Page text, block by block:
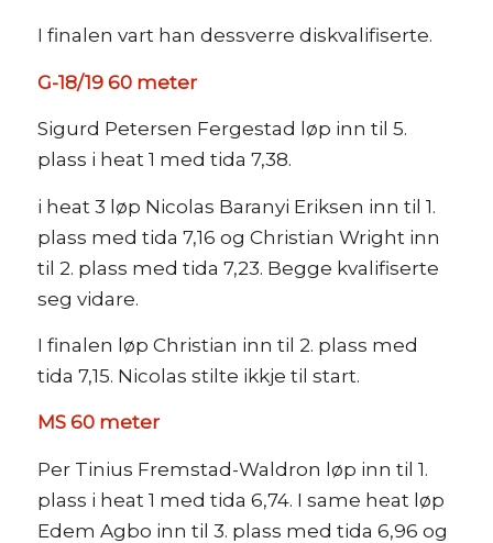
I finalen vart han dessverre diskvalifiserte.
G-18/19 60 meter
Sigurd Petersen Fergestad løp inn til 5.
plass i heat 1 med tida 7,38.
i heat 3 løp Nicolas Baranyi Eriksen inn til 1.
plass med tida 7,16 og Christian Wright inn
til 2. plass med tida 7,23. Begge kvalifiserte
seg vidare.
I finalen løp Christian inn til 2. plass med
tida 7,15. Nicolas stilte ikkje til start.
MS 60 meter
Per Tinius Fremstad-Waldron løp inn til 1.
plass i heat 1 med tida 6,74. I same heat løp
Edem Agbo inn til 3. plass med tida 6,96 og